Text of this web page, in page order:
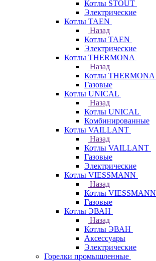
Котлы STOUT
Электрические
Котлы TAEN
Назад
Котлы TAEN
Электрические
Котлы THERMONA
Назад
Котлы THERMONA
Газовые
Котлы UNICAL
Назад
Котлы UNICAL
Комбинированные
Котлы VAILLANT
Назад
Котлы VAILLANT
Газовые
Электрические
Котлы VIESSMANN
Назад
Котлы VIESSMANN
Газовые
Котлы ЭВАН
Назад
Котлы ЭВАН
Аксессуары
Электрические
Горелки промышленные